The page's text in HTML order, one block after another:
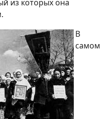
из которых она
В
самом